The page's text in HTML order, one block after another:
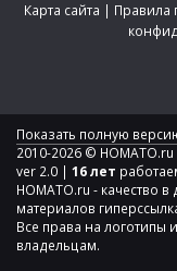
Карта сайта | Правила
Показать полную
2010-2026 ©
ver 2.0 | 16 лет
HOMATO.ru - качество
материалов
Все права на логотипы
владельцам.